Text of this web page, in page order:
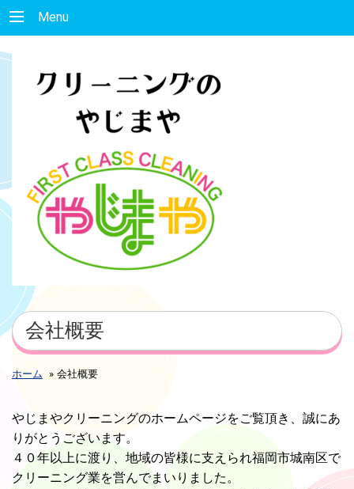
Menu
会社概要
ホーム » 会社概要
やじまやクリーニングのホームページをご覧頂き、誠にあ
りがとうございます。
４０年以上に渡り、地域の皆様に支えられ福岡市城南区で
クリーニング業を営んでまいりました。